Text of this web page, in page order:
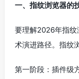
一、指纹浏览器的
要理解2026年指纹
术演进路径。指纹
第一阶段：插件级